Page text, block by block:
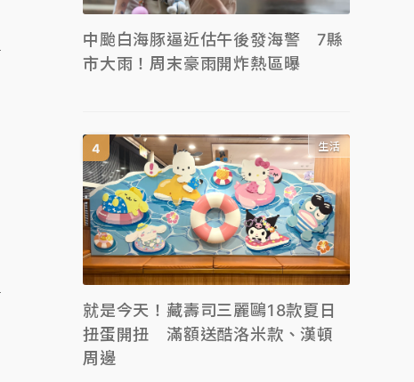
中颱白海豚逼近估午後發海警 7縣
市大雨！周末豪雨開炸熱區曝
生活
就是今天！藏壽司三麗鷗18款夏日
扭蛋開扭 滿額送酷洛米款、漢頓
周邊